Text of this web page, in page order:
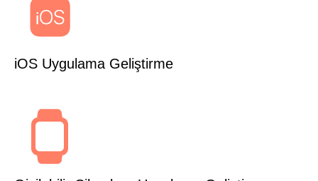
iOS Uygulama Geliştirme